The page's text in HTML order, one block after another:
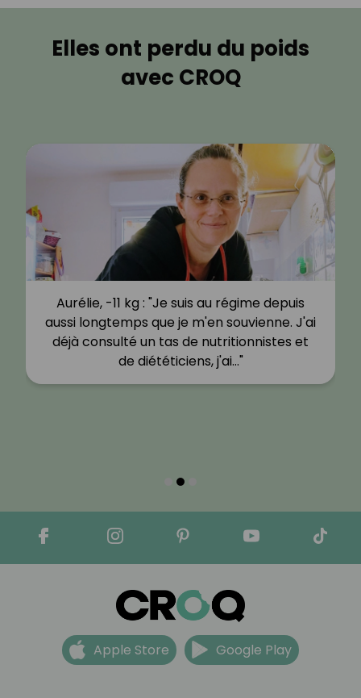
Elles ont perdu du poids
avec CROQ
Aurélie, -11 kg : "Je suis au régime depuis
aussi longtemps que je m'en souvienne. J'ai
déjà consulté un tas de nutritionnistes et
de diététiciens, j'ai…"
Apple Store Google Play